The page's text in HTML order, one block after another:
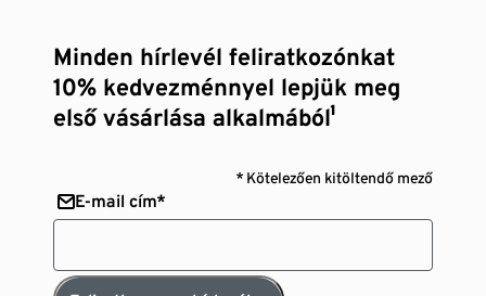
Minden hírlevél feliratkozónkat
10% kedvezménnyel lepjük meg
első vásárlása alkalmából¹
* Kötelezően kitöltendő mező
E-mail cím*